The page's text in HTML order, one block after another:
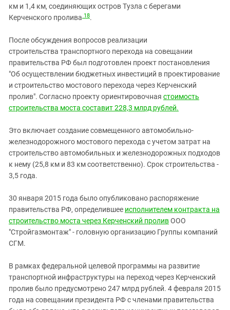
км и 1,4 км, соединяющих остров Тузла с берегами
Керченского пролива 18.
После обсуждения вопросов реализации
строительства транспортного перехода на совещании
правительства РФ был подготовлен проект постановления
"Об осуществлении бюджетных инвестиций в проектирование
и строительство мостового перехода через Керченский
пролив". Согласно проекту ориентировочная стоимость
строительства моста составит 228,3 млрд рублей.
Это включает создание совмещенного автомобильно-
железнодорожного мостового перехода с учетом затрат на
строительство автомобильных и железнодорожных подходов
к нему (25,8 км и 83 км соответственно). Срок строительства -
3,5 года.
30 января 2015 года было опубликовано распоряжение
правительства РФ, определившее исполнителем контракта на
строительство моста через Керченский проливООО
"Стройгазмонтаж" - головную организацию Группы компаний
СГМ.
В рамках федеральной целевой программы на развитие
транспортной инфраструктуры на переход через Керченский
пролив было предусмотрено 247 млрд рублей. 4 февраля 2015
года на совещании президента РФ с членами правительства